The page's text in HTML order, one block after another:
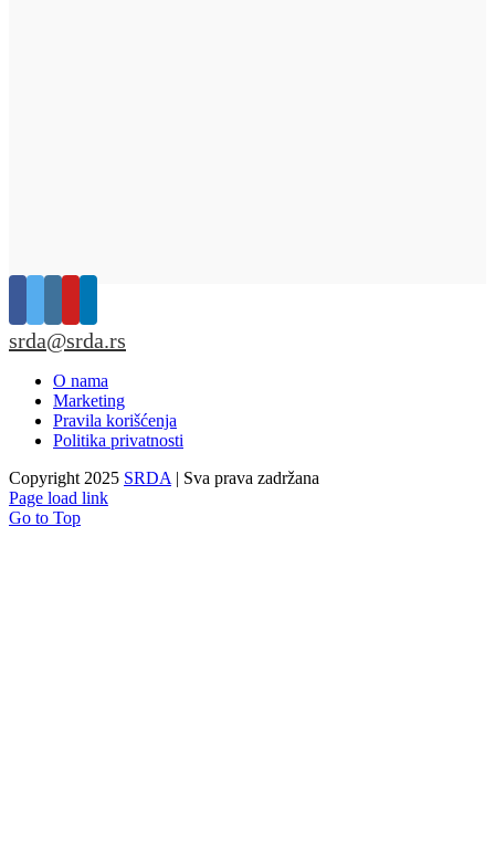
srda@srda.rs
O nama
Marketing
Pravila korišćenja
Politika privatnosti
Copyright 2025 SRDA | Sva prava zadržana
Page load link
Go to Top